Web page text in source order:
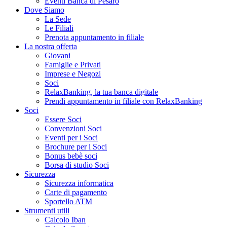
Dove Siamo
La Sede
Le Filiali
Prenota appuntamento in filiale
La nostra offerta
Giovani
Famiglie e Privati
Imprese e Negozi
Soci
RelaxBanking, la tua banca digitale
Prendi appuntamento in filiale con RelaxBanking
Soci
Essere Soci
Convenzioni Soci
Eventi per i Soci
Brochure per i Soci
Bonus bebè soci
Borsa di studio Soci
Sicurezza
Sicurezza informatica
Carte di pagamento
Sportello ATM
Strumenti utili
Calcolo Iban